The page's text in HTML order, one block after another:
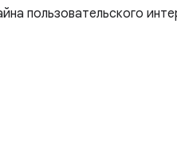
пользовательского